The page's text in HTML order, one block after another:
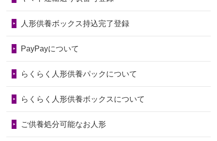
2026/06/28以前和人形やぬいぐるみを供養いただ
いたことが...
の回りの物...
2026/06/28人形たちに これまで本当にありがとう
2026/06/24今は亡き両親が孫（私の子供）の初節
句に贈って...
2024/01/04ガラスケースは外しても良いですか？
第75回人形供養祭令和7年1月17日(金)
第73回人形供養祭令和6年10月17日(木)
第71回人形供養祭令和6年8月1日(木)
第70回人形供養祭令和6年6月21日(金)
人形供養ボックス持込完了登録
PayPayについて
らくらく人形供養パックについて
らくらく人形供養ボックスについて
ご供養処分可能なお人形